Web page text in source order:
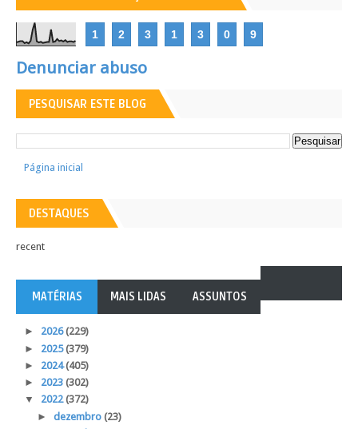
1 2 3 1 3 0 9
Denunciar abuso
PESQUISAR ESTE BLOG
Página inicial
DESTAQUES
recent
MATÉRIAS MAIS LIDAS ASSUNTOS
► 2026(229)
► 2025(379)
► 2024(405)
► 2023 (302)
▼ 2022(372)
► dezembro (23)